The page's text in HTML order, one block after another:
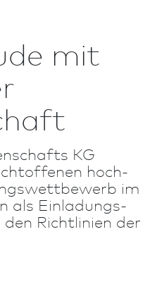
mit
KG
hoch­
im
als Einladungs­
Richt­linien der